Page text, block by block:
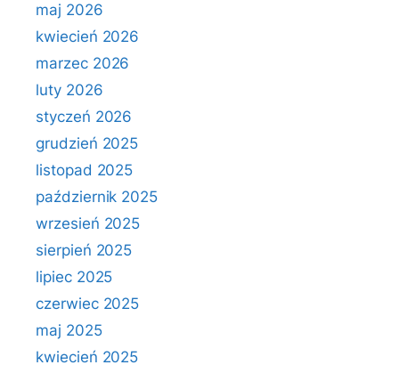
maj 2026
kwiecień 2026
marzec 2026
luty 2026
styczeń 2026
grudzień 2025
listopad 2025
październik 2025
wrzesień 2025
sierpień 2025
lipiec 2025
czerwiec 2025
maj 2025
kwiecień 2025